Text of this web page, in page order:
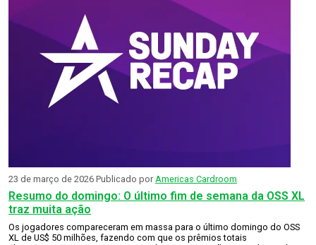
Resumo do domingo: O último fim de semana da OSS XL
traz muita ação
23 de março de 2026 Publicado por Americas Cardroom
Os jogadores compareceram em massa para o último domingo do OSS
XL de US$ 50 milhões, fazendo com que os prêmios totais